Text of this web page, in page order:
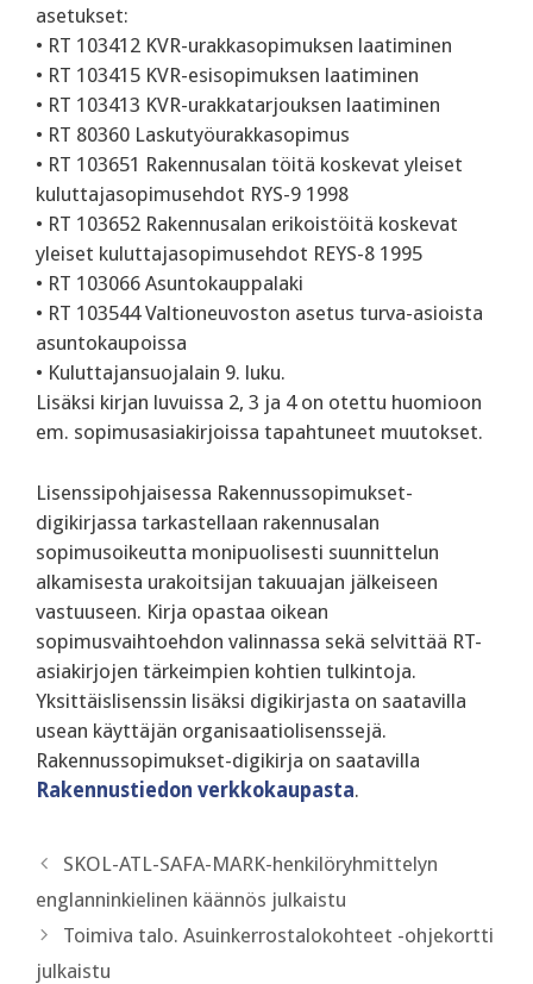
asetukset:
• RT 103412 KVR-urakkasopimuksen laatiminen
• RT 103415 KVR-esisopimuksen laatiminen
• RT 103413 KVR-urakkatarjouksen laatiminen
• RT 80360 Laskutyöurakkasopimus
• RT 103651 Rakennusalan töitä koskevat yleiset
kuluttajasopimusehdot RYS-9 1998
• RT 103652 Rakennusalan erikoistöitä koskevat
yleiset kuluttajasopimusehdot REYS-8 1995
• RT 103066 Asuntokauppalaki
• RT 103544 Valtioneuvoston asetus turva-asioista
asuntokaupoissa
• Kuluttajansuojalain 9. luku.
Lisäksi kirjan luvuissa 2, 3 ja 4 on otettu huomioon
em. sopimusasiakirjoissa tapahtuneet muutokset.
Lisenssipohjaisessa Rakennussopimukset-
digikirjassa tarkastellaan rakennusalan
sopimusoikeutta monipuolisesti suunnittelun
alkamisesta urakoitsijan takuuajan jälkeiseen
vastuuseen. Kirja opastaa oikean
sopimusvaihtoehdon valinnassa sekä selvittää RT-
asiakirjojen tärkeimpien kohtien tulkintoja.
Yksittäislisenssin lisäksi digikirjasta on saatavilla
usean käyttäjän organisaatiolisenssejä.
Rakennussopimukset-digikirja on saatavilla
Rakennustiedon verkkokaupasta.
SKOL-ATL-SAFA-MARK-henkilöryhmittelyn
englanninkielinen käännös julkaistu
Toimiva talo. Asuinkerrostalokohteet -ohjekortti
julkaistu